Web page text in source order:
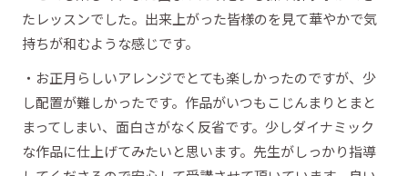
たレッスンでした。出来上がった皆様のを見て華やかで気
持ちが和むような感じです。
・お正月らしいアレンジでとても楽しかったのですが、少
し配置が難しかったです。作品がいつもこじんまりとまと
まってしまい、面白さがなく反省です。少しダイナミック
な作品に仕上げてみたいと思います。先生がしっかり指導